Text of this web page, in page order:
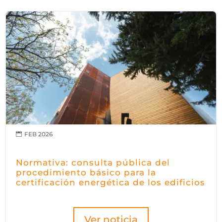
Normativa: consulta pública del
procedimiento básico para la
certificación energética de los edificios
Ver noticia
 FEB 2026